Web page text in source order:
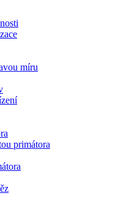
míru
primátora